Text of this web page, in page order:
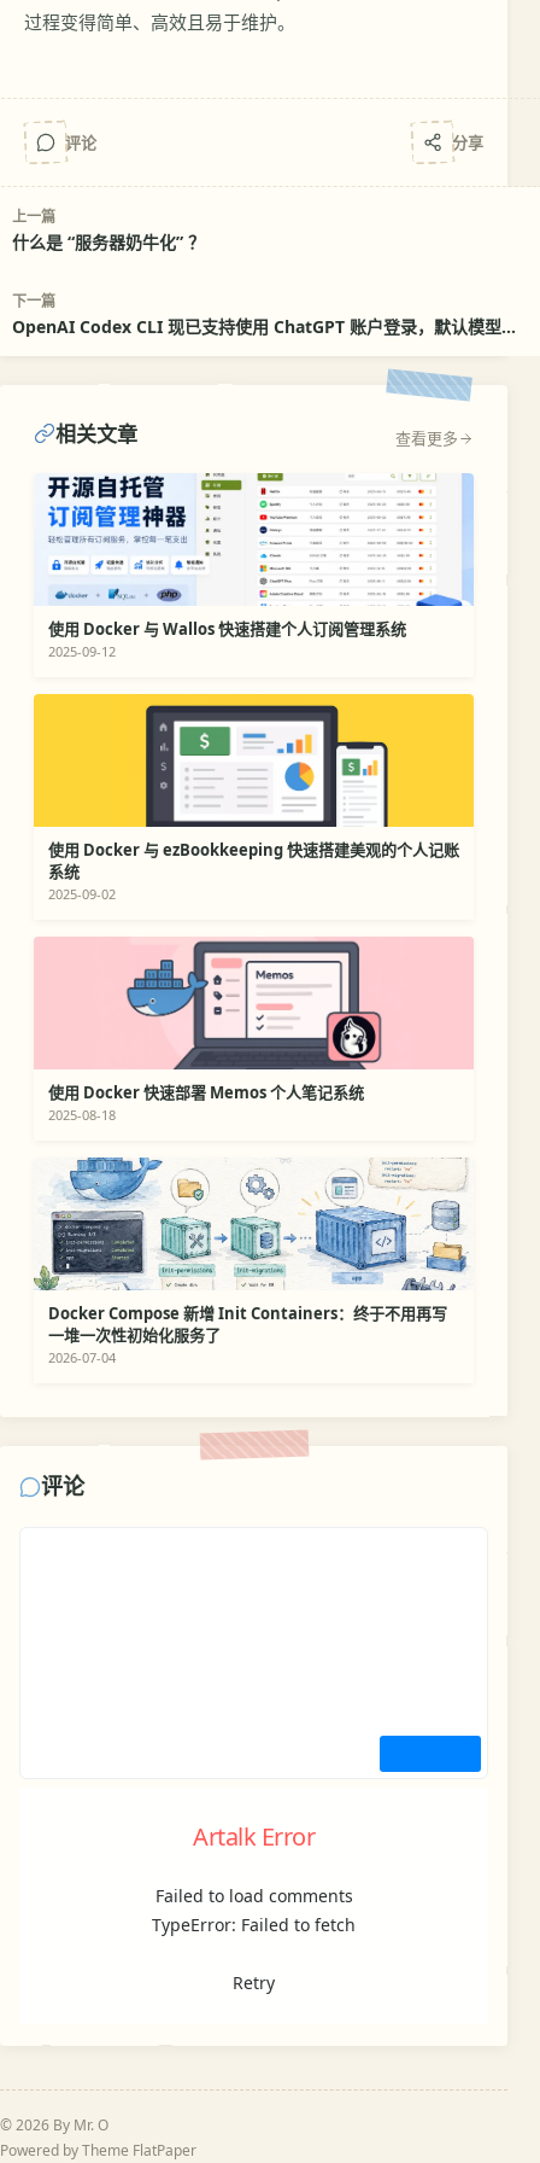
过程变得简单、高效且易于维护。
评论 分享
上一篇
什么是 “服务器奶牛化” ？
下一篇
OpenAI Codex CLI 现已支持使用 ChatGPT 账户登录，默认模型
相关文章 查看更多
使用 Docker 与 Wallos 快速搭建个人订阅管理系统
2025-09-12
使用 Docker 与 ezBookkeeping 快速搭建美观的个人记账
系统
2025-09-02
使用 Docker 快速部署 Memos 个人笔记系统
2025-08-18
Docker Compose 新增 Init Containers：终于不用再写
一堆一次性初始化服务了
2026-07-04
评论
Artalk Error
Failed to load comments
TypeError: Failed to fetch
Retry
© 2026 By Mr. O
Powered by Theme FlatPaper